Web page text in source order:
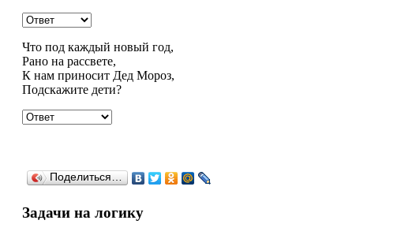
Что под каждый новый год,
Рано на рассвете,
К нам приносит Дед Мороз,
Подскажите дети?
Поделиться…
Задачи на логику